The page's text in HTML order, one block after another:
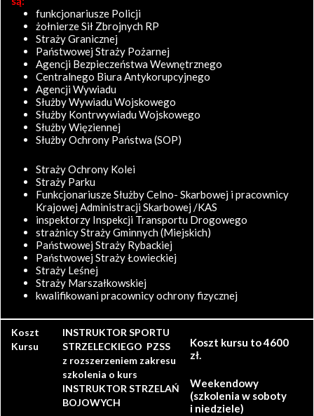
funkcjonariusze Policji
żołnierze Sił Zbrojnych RP
Straży Granicznej
Państwowej Straży Pożarnej
Agencji Bezpieczeństwa Wewnętrznego
Centralnego Biura Antykorupcyjnego
Agencji Wywiadu
Służby Wywiadu Wojskowego
Służby Kontrwywiadu Wojskowego
Służby Więziennej
Służby Ochrony Państwa (SOP)
Straży Ochrony Kolei
Straży Parku
Funkcjonariusze Służby Celno- Skarbowej i pracownicy
Krajowej Administracji Skarbowej /KAS
inspektorzy Inspekcji Transportu Drogowego
strażnicy Straży Gminnych (Miejskich)
Państwowej Straży Rybackiej
Państwowej Straży Łowieckiej
Straży Leśnej
Straży Marszałkowskiej
kwalifikowani pracownicy ochrony fizycznej
Koszt
Kursu
INSTRUKTOR SPORTU
STRZELECKIEGO PZSS
z rozszerzeniem zakresu
szkolenia o kurs
INSTRUKTOR STRZELAŃ
BOJOWYCH
Koszt kursu to 4600
zł.
Weekendowy
(szkolenia w soboty
i niedziele)